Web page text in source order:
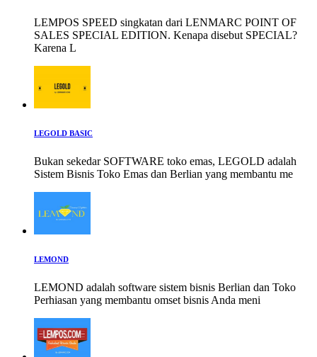
LEMPOS SPEED singkatan dari LENMARC POINT OF
SALES SPECIAL EDITION. Kenapa disebut SPECIAL?
Karena L
LEGOLD BASIC
Bukan sekedar SOFTWARE toko emas, LEGOLD adalah
Sistem Bisnis Toko Emas dan Berlian yang membantu me
LEMOND
LEMOND adalah software sistem bisnis Berlian dan Toko
Perhiasan yang membantu omset bisnis Anda meni